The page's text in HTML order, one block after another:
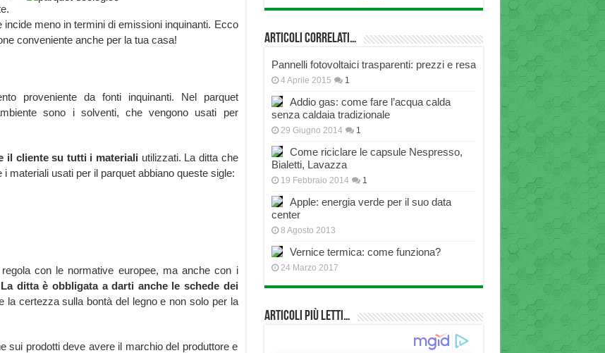
meno in termini di emissioni inquinanti. Ecco
conveniente anche per la tua casa!
proveniente da fonti inquinanti. Nel parquet
sono i solventi, che vengono usati per
il cliente su tutti i materiali utilizzati. La ditta che
materiali usati per il parquet abbiano queste sigle:
con le normative europee, ma anche con i
La ditta è obbligata a darti anche le schede dei
la certezza sulla bontà del legno e non solo per la
sui prodotti deve avere il marchio del produttore e
Articoli correlati…
Pannelli fotovoltaici trasparenti: prezzi e resa
4 Aprile 2015 1
Addio gas: come fare l’acqua calda
senza caldaia tradizionale
29 Giugno 2014 1
Come riciclare le capsule Nespresso,
Bialetti, Lavazza
19 Febbraio 2014 1
Apple: energia verde per il suo data
center
8 Agosto 2013
Vernice termica: come funziona?
24 Marzo 2017
Articoli più Letti…